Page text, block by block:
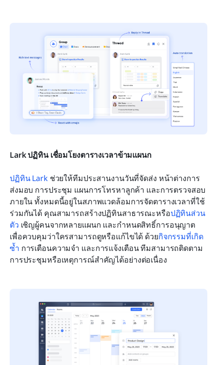
Lark ปฏิทิน เชื่อมโยงตารางเวลาข้ามแผนก
ปฏิทิน Lark ช่วยให้ทีมประสานงานวันที่จัดส่ง หน้าต่างการ
ส่งมอบ การประชุม แผนการโทรหาลูกค้า และการตรวจสอบ
ภายใน ทั้งหมดนี้อยู่ในสภาพแวดล้อมการจัดตารางเวลาที่ใช้
ร่วมกันได้ คุณสามารถสร้างปฏิทินสาธารณะหรือปฏิทินส่วน
ตัว เชิญผู้คนจากหลายแผนก และกำหนดสิทธิ์การอนุญาต
เพื่อควบคุมว่าใครสามารถดูหรือแก้ไขได้ ด้วยกิจกรรมที่เกิด
ซ้ำ การเตือนความจำ และการแจ้งเตือน ทีมสามารถติดตาม
การประชุมหรือเหตุการณ์สำคัญได้อย่างต่อเนื่อง